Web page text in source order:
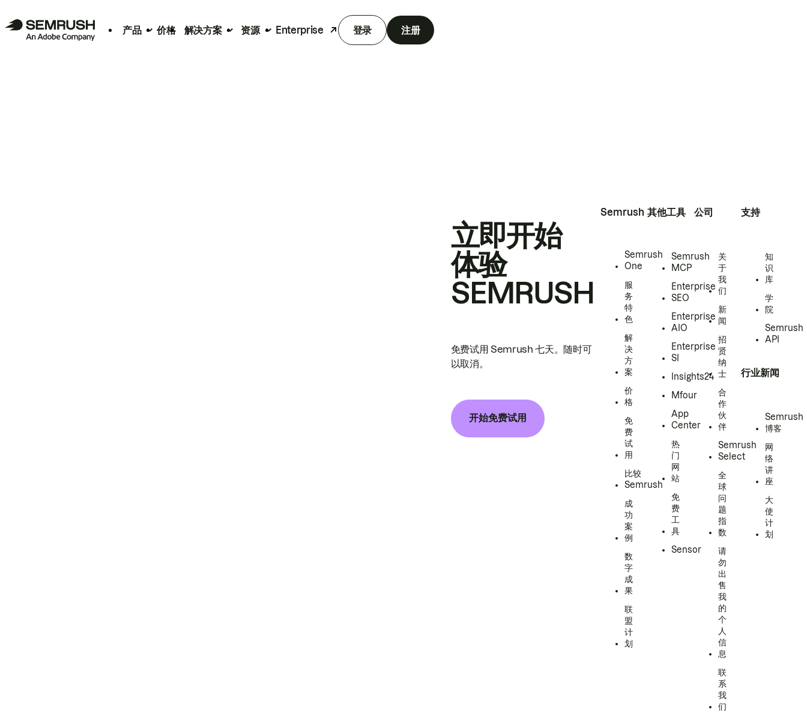
产品 价格 解决方案 资源 Enterprise 登录 注册
立即开始
体验
SEMRUSH
免费试用 Semrush 七天。随时可
以取消。
开始免费试用
Semrush
Semrush
One
服
务
特
色
解
决
方
案
价
格
免
费
试
用
比较
Semrush
成
功
案
例
数
字
成
果
联
盟
计
划
其他工具
Semrush
MCP
Enterprise
SEO
Enterprise
AIO
Enterprise
SI
Insights24
Mfour
App
Center
热
门
网
站
免
费
工
具
Sensor
公司
关
于
我
们
新
闻
招
贤
纳
士
合
作
伙
伴
Semrush
Select
全
球
问
题
指
数
请
勿
出
售
我
的
个
人
信
息
联
系
我
们
支持
知
识
库
学
院
Semrush
API
行业新闻
Semrush
博客
网
络
讲
座
大
使
计
划